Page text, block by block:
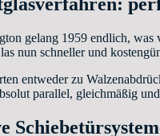
gelang 1959 endlich, was
nun schneller und
entweder zu
parallel, gleichmäßig